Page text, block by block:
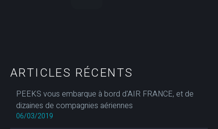
ARTICLES RÉCENTS
PEEKS vous embarque à bord d'AIR FRANCE, et de
dizaines de compagnies aériennes
06/03/2019